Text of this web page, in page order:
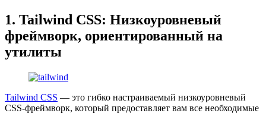
1. Tailwind CSS: Низкоуровневый
фреймворк, ориентированный на
утилиты
Tailwind CSS — это гибко настраиваемый низкоуровневый
CSS-фреймворк, который предоставляет вам все необходимые